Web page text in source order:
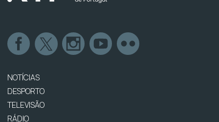
NOTÍCIAS
DESPORTO
TELEVISÃO
RÁDIO